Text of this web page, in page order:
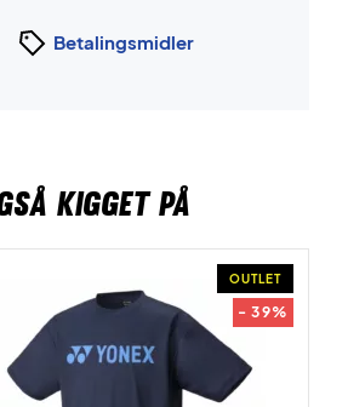
Betalingsmidler
KIGGET PÅ
OUTLET
- 39%